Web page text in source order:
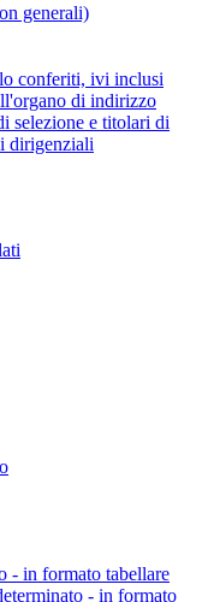
generali)
conferiti, ivi inclusi
di indirizzo
selezione e titolari di
dirigenziali
- in formato tabellare
- in formato